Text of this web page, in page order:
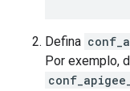
Defina
Por exemplo,